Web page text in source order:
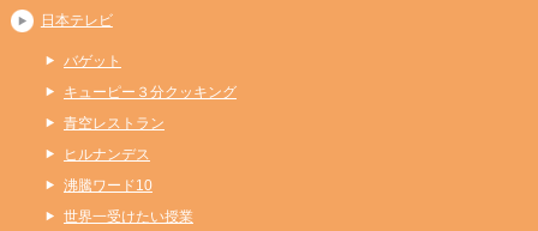
日本テレビ
バゲット
キューピー３分クッキング
青空レストラン
ヒルナンデス
沸騰ワード10
世界一受けたい授業